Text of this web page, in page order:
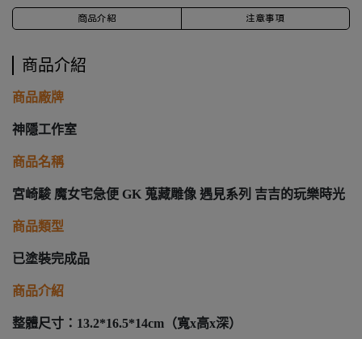
商品介紹 注意事項
商品介紹
商品廠牌
神隱工作室
商品名稱
宮崎駿 魔女宅急便 GK 蒐藏雕像 遇見系列 吉吉的玩樂時光
商品類型
已塗裝完成品
商品介紹
整體尺寸：13.2*16.5*14cm（寬x高x深）